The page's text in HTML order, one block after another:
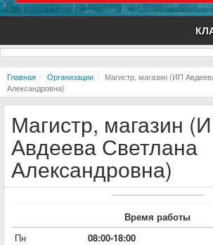
Главная Организации
Магистр, магазин (ИП
Александровна)
Магистр, магазин
Авдеева Светлана
Александровна)
Время работы
Пн
08:00-18:00